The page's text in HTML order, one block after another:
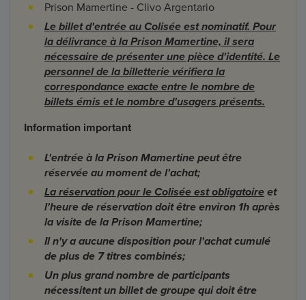
Prison Mamertine - Clivo Argentario
Le billet d'entrée au Colisée est nominatif. Pour
la délivrance à la Prison Mamertine, il sera
nécessaire de présenter une pièce d'identité. Le
personnel de la billetterie vérifiera la
correspondance exacte entre le nombre de
billets émis et le nombre d'usagers présents.
Information important
L'entrée à la Prison Mamertine peut être
réservée au moment de l'achat;
La réservation pour le Colisée est obligatoire et
l'heure de réservation doit être environ 1h après
la visite de la Prison Mamertine;
Il n'y a aucune disposition pour l'achat cumulé
de plus de 7 titres combinés;
Un plus grand nombre de participants
nécessitent un billet de groupe qui doit être